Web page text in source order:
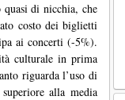
di nicchia, che
costo dei biglietti
ai concerti (-5%).
culturale in prima
riguarda l’uso di
alla media